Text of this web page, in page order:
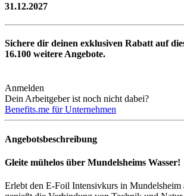
31.12.2027
Sichere dir deinen exklusiven Rabatt auf
16.100 weitere Angebote.
Anmelden
Dein Arbeitgeber ist noch nicht dabei?
Benefits.me für Unternehmen
Angebotsbeschreibung
Gleite mühelos über Mundelsheims Wasser!
Erlebt den E-Foil Intensivkurs in Mundelsheim